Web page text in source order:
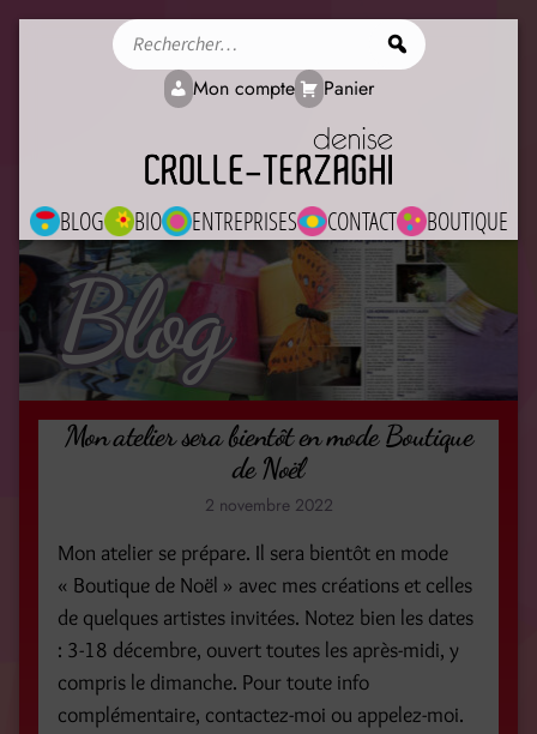
BLOG BIO ENTREPRISES CONTACT BOUTIQUE
Mon compte Panier
Blog
Mon atelier sera bientôt en mode Boutique
de Noël
2 novembre 2022
Mon atelier se prépare. Il sera bientôt en mode
« Boutique de Noël » avec mes créations et celles
de quelques artistes invitées. Notez bien les dates
: 3-18 décembre, ouvert toutes les après-midi, y
compris le dimanche. Pour toute info
complémentaire, contactez-moi ou appelez-moi.